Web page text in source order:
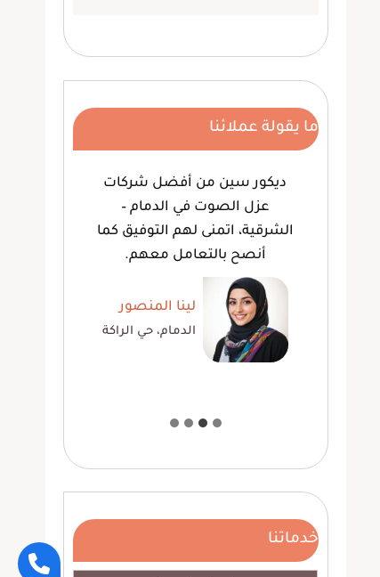
ما يقولة عملائنا
ديكور سين من أفضل شركات
عزل الصوت في الدمام –
الشرقية، اتمنى لهم التوفيق كما
أنصح بالتعامل معهم.
لينا المنصور
الدمام، حي الراكة
خدماتنا